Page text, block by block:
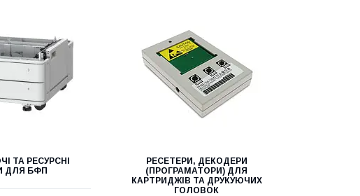
ТА РЕСУРСНІ
ДЛЯ БФП
РЕСЕТЕРИ, ДЕКОДЕРИ
(ПРОГРАМАТОРИ) ДЛЯ
КАРТРИДЖІВ ТА ДРУКУЮЧИХ
ГОЛОВОК